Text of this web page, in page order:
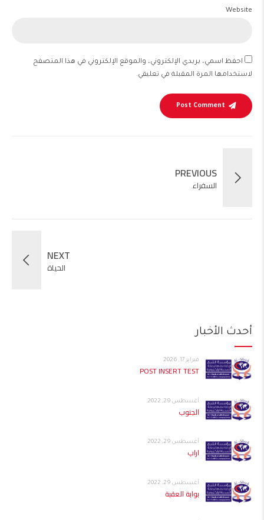
Website
احفظ اسمي، بريدي الإلكتروني، والموقع الإلكتروني في هذا المتصفح
لاستخدامها المرة المقبلة في تعليقي.
Post Comment
PREVIOUS
السفراء
NEXT
الحياة
أحدث الأخبار
فبراير 17, 2026
POST INSERT TEST
أغسطس 29, 2022
الجنوب
أغسطس 29, 2022
اراب
أغسطس 29, 2022
بوابة العقبة